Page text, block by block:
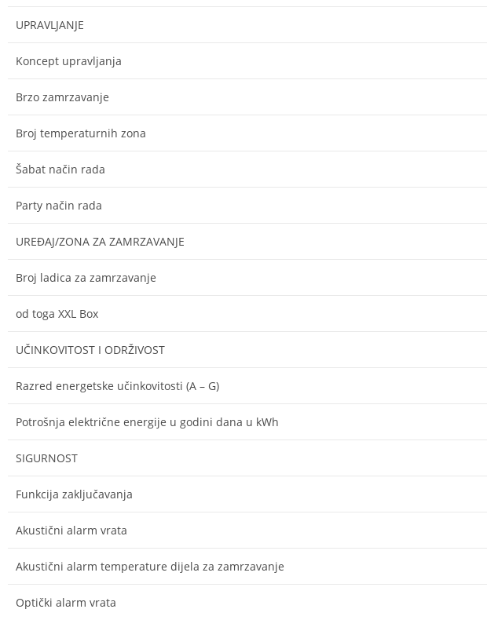
UPRAVLJANJE
Koncept upravljanja
Brzo zamrzavanje
Broj temperaturnih zona
Šabat način rada
Party način rada
UREĐAJ/ZONA ZA ZAMRZAVANJE
Broj ladica za zamrzavanje
od toga XXL Box
UČINKOVITOST I ODRŽIVOST
Razred energetske učinkovitosti (A – G)
Potrošnja električne energije u godini dana u kWh
SIGURNOST
Funkcija zaključavanja
Akustični alarm vrata
Akustični alarm temperature dijela za zamrzavanje
Optički alarm vrata